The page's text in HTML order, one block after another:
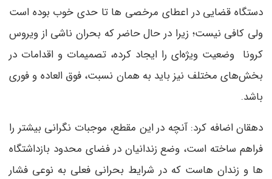
دستگاه قضایی در اعطای مرخصی ها تا حدی خوب بوده است
ولی کافی نیست؛ زیرا در حال حاضر که بحران ناشی از ویروس
کرونا وضعیت ویژه‌ای را ایجاد کرده، تصمیمات و اقدامات در
بخش‌های مختلف نیز باید به همان نسبت، فوق العاده و فوری
باشد.
دهقان اضافه کرد: آنچه در این مقطع، موجبات نگرانی بیشتر را
فراهم ساخته است، وضع زندانیان در فضای محدود بازداشتگاه
ها و زندان هاست که در شرایط بحرانی فعلی به نوعی فشار